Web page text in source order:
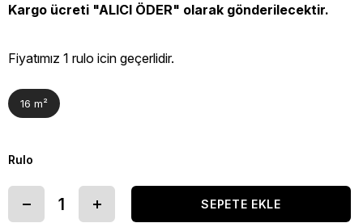
Kargo ücreti "ALICI ÖDER" olarak gönderilecektir.
Fiyatımız 1 rulo icin geçerlidir.
16 m²
Rulo